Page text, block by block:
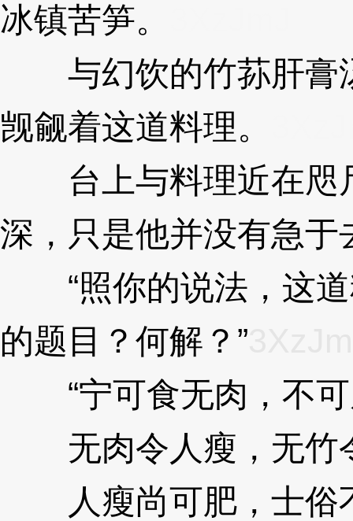
冰镇苦笋。
与幻饮的竹荪肝膏
觊觎着这道料理。
台上与料理近在咫
深，只是他并没有急于
“照你的说法，这道
的题目？何解？”
“宁可食无肉，不可
无肉令人瘦，无竹
人瘦尚可肥，士俗